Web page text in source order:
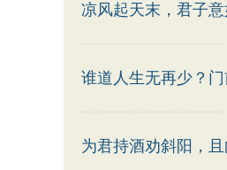
凉风起天末，君子意
谁道人生无再少？
为君持酒劝斜阳，且